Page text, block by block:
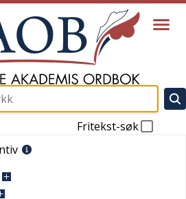
Fritekst-søk